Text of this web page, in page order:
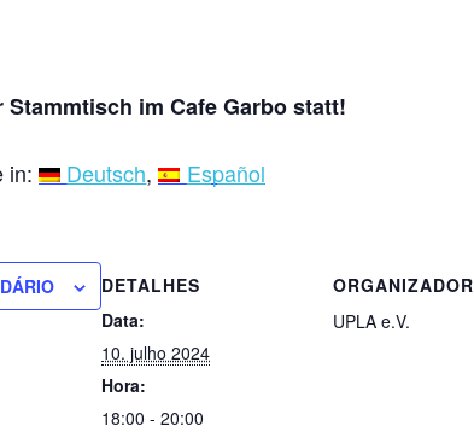
im Cafe Garbo statt!
in: Deutsch Español
DETALHES
Data:
10. julho 2024
Hora:
18:00 - 20:00
ORGANIZADOR
UPLA e.V.